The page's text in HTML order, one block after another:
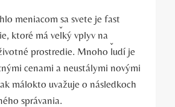
meniacom sa svete je fast
ktoré má veľký vplyv na
prostredie. Mnoho ľudí je
cenami a neustálymi novými
málokto uvažuje o následkoch
správania.